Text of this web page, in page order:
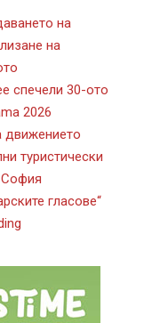
на
на
спечели 30-ото
2026
движението
туристически
София
гласове“